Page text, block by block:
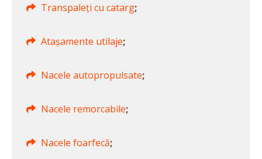
Transpaleți cu catarg;
Atașamente utilaje;
Nacele autopropulsate;
Nacele remorcabile;
Nacele foarfecă;